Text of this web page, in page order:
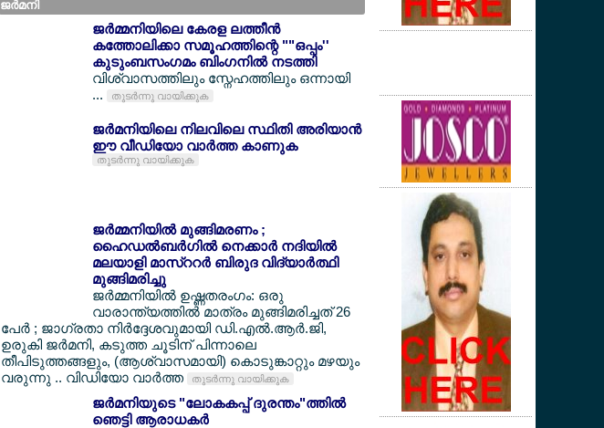
ജര്‍മനി
ജര്‍മ്മനിയിലെ കേരള ലത്തീന്‍
കത്തോലിക്കാ സമൂഹത്തിന്റെ ""ഒപ്പം''
കുടുംബസംഗമം ബിംഗനില്‍ നടത്തി
വിശ്വാസത്തിലും സ്നേഹത്തിലും ഒന്നായി
...
തുടര്‍ന്നു വായിക്കുക
ജര്‍മനിയിലെ നിലവിലെ സ്ഥിതി അരിയാന്‍
ഈ വീഡിയോ വാര്‍ത്ത കാണുക
തുടര്‍ന്നു വായിക്കുക
ജര്‍മ്മനിയില്‍ മുങ്ങിമരണം ;
ഹൈഡല്‍ബര്‍ഗില്‍ നെക്കാര്‍ നദിയില്‍
മലയാളി മാസ്ററര്‍ ബിരുദ വിദ്യാര്‍ത്ഥി
മുങ്ങിമരിച്ചു
ജര്‍മ്മനിയില്‍ ഉഷ്ണതരംഗം: ഒരു
വാരാന്ത്യത്തില്‍ മാത്രം മുങ്ങിമരിച്ചത് 26
പേര്‍ ; ജാഗ്രതാ നിര്‍ദ്ദേശവുമായി ഡി.എല്‍.ആര്‍.ജി,
ഉരുകി ജര്‍മനി, കടുത്ത ചൂടിന് പിന്നാലെ
തീപിടുത്തങ്ങളും, (ആശ്വാസമായി) കൊടുങ്കാറ്റും മഴയും
വരുന്നു .. വിഡിയോ വാര്‍ത്ത
തുടര്‍ന്നു വായിക്കുക
ജര്‍മനിയുടെ "ലോകകപ്പ് ദുരന്തം"ത്തില്‍
ഞെട്ടി ആരാധകര്‍